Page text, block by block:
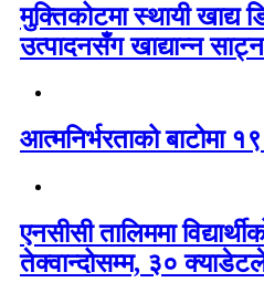
मुक्तिकोटमा स्थायी खाद्य
उत्पादनसँग खाद्यान्न
आत्मनिर्भरताको बाटोमा
एनसीसी तालिममा
तेक्वान्दोसम्म, ३०